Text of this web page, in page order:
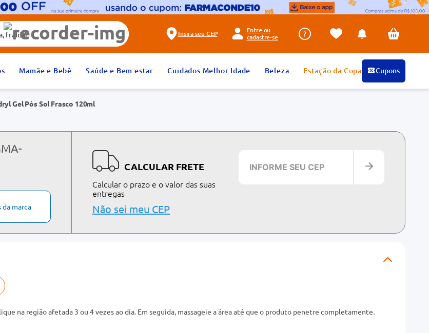
Insira seu CEP
Entre ou
cadastre-se
Mamãe e Bebê Saúde e Bem estar Cuidados Melhor Idade Beleza Estação da Copa Cupons
Gel Pós Sol Frasco 120ml
marca
CALCULAR FRETE
Calcular o prazo e o valor das suas
entregas
Não sei meu CEP
na região afetada 3 ou 4 vezes ao dia. Em seguida, massageie a área até que o produto penetre completamente.